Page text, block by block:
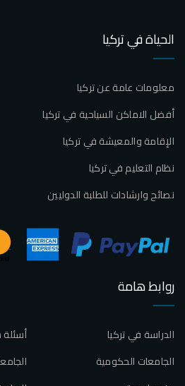
الحياة في تركيا
معلومات عامة عن تركيا
أفضل الاماكن السياحية في تركيا
الإقامة والمعيشة في تركيا
نظام التعليم في تركيا
نصائح وارشادات للطلبة الدوليين
روابط هامة
الدراسة في تركيا
الجامعات الحكومية